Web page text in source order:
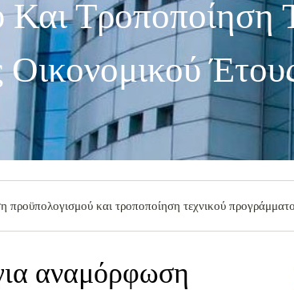
Τροποποίηση
και τροποποίηση τεχνικού
αναμόρφωση